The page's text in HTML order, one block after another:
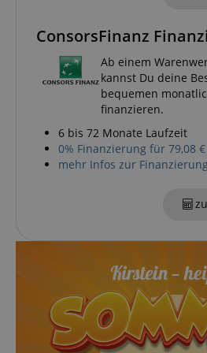
ConsorsFinanz
Ab einem
kannst Du deine
bequemen
finanzieren.
6 bis 72 Monate Laufzeit
0% Finanzierung für 79,08
mehr Infos zur
Die durch diese Services
der Website zu gewährleisten,
Einkaufs-Funktionen
bei uns sicher zu machen und
verhindern. Immer eingeschaltet.
FPGSID
amazon-pay-connectedAuth
apay-session-set